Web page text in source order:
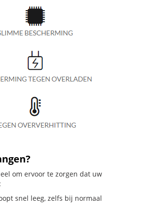
om ervoor te zorgen dat uw
snel leeg, zelfs bij normaal